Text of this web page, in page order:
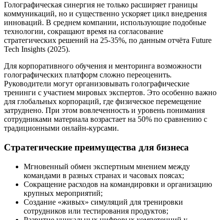
Голографическая синергия не только расширяет границы
коммуникаций, но и существенно ускоряет цикл внедрения
инноваций. В среднем компании, использующие подобные
технологии, сокращают время на согласование
стратегических решений на 25-35%, по данным отчёта Future
Tech Insights (2025).
Для корпоративного обучения и менторинга возможности
голографических платформ сложно переоценить.
Руководители могут организовывать голографические
тренинги с участием мировых экспертов. Это особенно важно
для глобальных корпораций, где физическое перемещение
затруднено. При этом вовлеченность и уровень понимания
сотрудниками материала возрастает на 50% по сравнению с
традиционными онлайн-курсами.
Стратегические преимущества для бизнеса
Мгновенный обмен экспертным мнением между
командами в разных странах и часовых поясах;
Сокращение расходов на командировки и организацию
крупных мероприятий;
Создание «живых» симуляций для тренировки
сотрудников или тестирования продуктов;